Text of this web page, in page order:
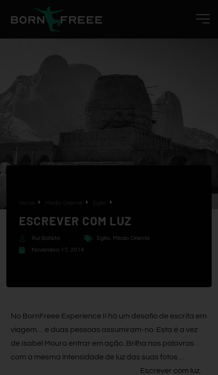
Médio Oriente
ESCREVER COM LUZ
Rui Batista Egito, Médio Oriente
Novembro 17, 2014
No BornFreee Experience II há um desafio de escrita em
viagem… e duas pessoas assumiram-no. Esta é a vez
de Isabel Moura entrar em ação. Brilha nas palavras
com a mesma intensidade de luz das suas fotos…
Escrever com luz.